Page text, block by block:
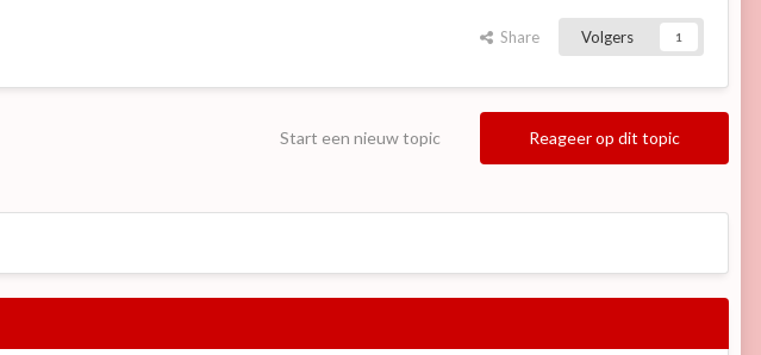
Share Volgers 1
Reageer op dit topic
Start een nieuw topic